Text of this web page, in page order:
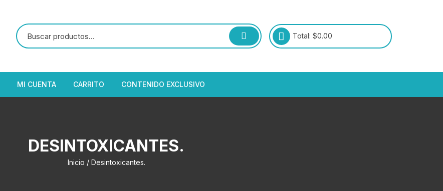
Total: $0.00
MI CUENTA CARRITO CONTENIDO EXCLUSIVO
DESINTOXICANTES.
Inicio / Desintoxicantes.